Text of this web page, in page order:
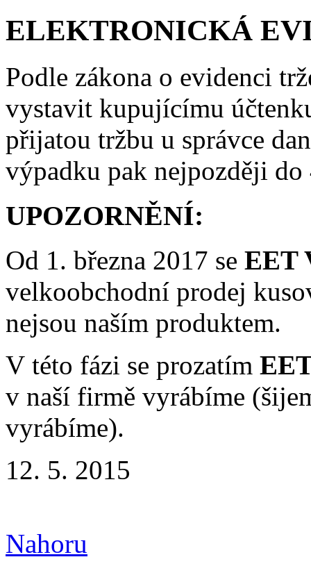
ELEKTRONICKÁ
Podle zákona o evidenci
vystavit kupujícímu
přijatou tržbu u správce
výpadku pak nejpozději
UPOZORNĚNÍ:
Od 1. března 2017 se EET
velkoobchodní prodej
nejsou naším produktem.
V této fázi se prozatím
v naší firmě vyrábíme
vyrábíme).
12. 5. 2015
Nahoru